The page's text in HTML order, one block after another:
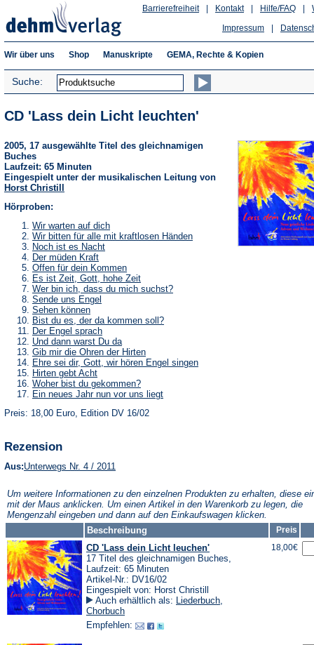
Hilfe/FAQ
Kontakt
Barrierefreiheit
Impressum
Wir über uns Shop Manuskripte GEMA, Rechte & Kopien
Suche:
CD 'Lass dein Licht leuchten'
2005, 17 ausgewählte Titel des gleichnamigen
Buches
Laufzeit: 65 Minuten
Eingespielt unter der musikalischen Leitung von
Horst Christill
Hörproben:
Wir warten auf dich(Öffnet
in
Tab)
Wir bitten für alle mit kraftlosen Händen(Öffnet
Noch ist es Nacht(Öffnet
einem
neuen
Tab)
Der müden Kraft(Öffnet
in
einem
neuen
Tab)
Offen für dein Kommen(Öffnet
in
einem
neuen
Es ist Zeit, Gott, hohe Zeit(Öffnet
in
Tab)
Wer bin ich, dass du mich suchst?(Öffnet
Sende uns Engel
einem
neuen
Tab)
Sehen können(Öffnet
in
einem
neuen
Tab)
Bist du es, der da kommen soll?(Öffnet
Tab)
Der Engel sprach(Öffnet
in
einem
neuen
Tab)
Und dann warst Du da(Öffnet
in
einem
neuen
Tab)
Gib mir die Ohren der Hirten(Öffnet
in
einem
Tab)
Ehre sei dir, Gott, wir hören Engel singen(Öffnet
Hirten gebt Acht(Öffnet
in
einem
neuen
Tab)
Woher bist du gekommen?(Öffnet
in
einem
neuen
Ein neues Jahr nun vor uns liegt(Öffnet
Preis: 18,00 Euro, Edition DV 16/02
Rezension
Aus:Unterwegs Nr. 4 / 2011
neuen
Tab)
Um weitere Informationen zu den einzelnen Produkten zu erhalten, diese
mit der Maus anklicken. Um einen Artikel in den Warenkorb zu legen, die
Mengenzahl eingeben und dann auf den Einkaufswagen klicken.
Beschreibung
Preis
CD 'Lass dein Licht leuchen'
17 Titel des gleichnamigen Buches,
Laufzeit: 65 Minuten
Artikel-Nr.: DV16/02
Eingespielt von: Horst Christill
Auch erhältlich als: Liederbuch,
Chorbuch
Empfehlen:
18,00€